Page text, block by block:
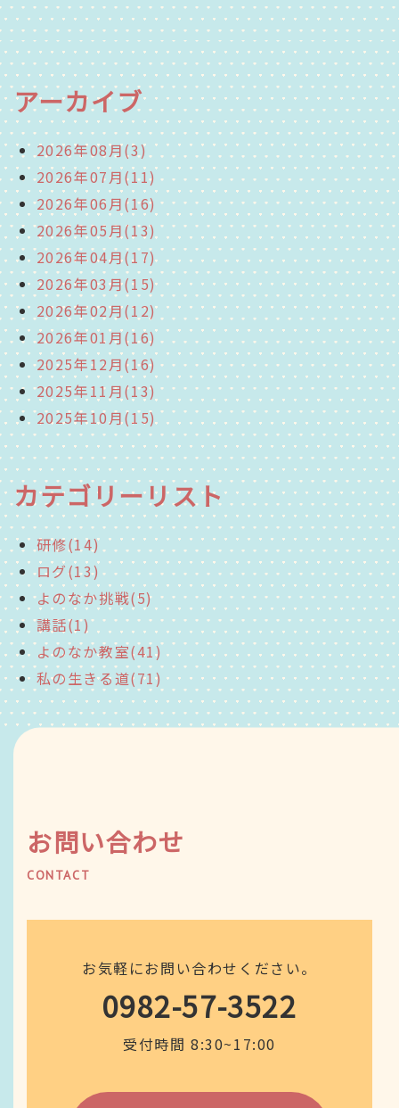
アーカイブ
2026年08月(3)
2026年07月(11)
2026年06月(16)
2026年05月(13)
2026年04月(17)
2026年03月(15)
2026年02月(12)
2026年01月(16)
2025年12月(16)
2025年11月(13)
2025年10月(15)
カテゴリーリスト
研修(14)
ログ(13)
よのなか挑戦(5)
講話(1)
よのなか教室(41)
私の生きる道(71)
お問い合わせ
CONTACT
お気軽にお問い合わせください。
0982-57-3522
受付時間 8:30~17:00